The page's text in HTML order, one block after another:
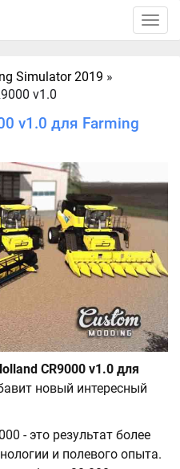
Toggle
Simulator 2019 »
v1.0
v1.0 для Farming
CR9000 v1.0 для
новый интересный
- это результат более
и полевого опыта.